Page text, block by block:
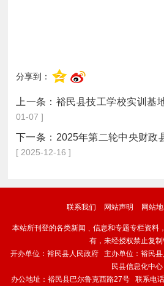
2025
分享到：
上一条： 裕民县技工学校实训基
01-07 ]
下一条： 2025年第二轮中央财政
[ 2025-12-16 ]
联系我们 网站声明 网站
本站所刊登的各类新闻﹑信息和专题专栏资料
有，未经授权禁止复制
开办单位：裕民县人民政府 主办单位：裕民
民县信息化中心
办公地址：裕民县巴尔鲁克西路27号 联系电